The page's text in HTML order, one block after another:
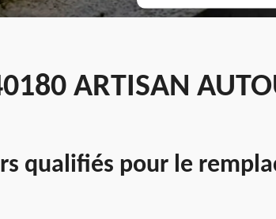
ARTISAN
qualifiés pour le